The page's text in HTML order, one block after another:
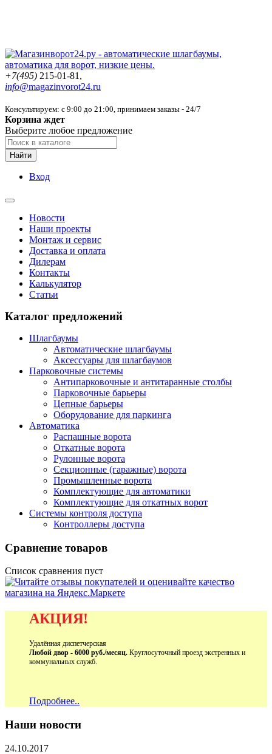
+7(495) 215-01-81,
info@magazinvorot24.ru
Консультируем: с 9:00 до 21:00, принимаем заказы - 24/7
Корзина ждет
Выберите любое предложение
Найти
Вход
Новости
Наши проекты
Монтаж и сервис
Доставка и оплата
Дилерам
Контакты
Калькулятор
Статьи
Каталог предложений
Шлагбаумы
Автоматические шлагбаумы
Аксессуары для шлагбаумов
Парковочные системы
Антипарковочные и антитаранные столбы
Парковочные барьеры
Цепные барьеры
Оборудование для паркинга
Автоматика
Распашные ворота
Откатные ворота
Рулонные ворота
Секционные (гаражные) ворота
Промышленные ворота
Комплектующие для автоматики
Комплектующие для откатных ворот
Системы контроля доступа
Контроллеры доступа
Сравнение товаров
Список сравнения пуст
АКЦИЯ!
Удалённая диспетчерская
Любой двор - 6000 руб./месяц. Круглосуточный проезд экстренных и
коммунальных служб.
Подробнее..
Наши новости
24.10.2017